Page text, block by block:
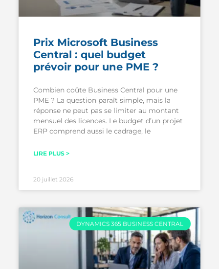
Prix Microsoft Business
Central : quel budget
prévoir pour une PME ?
Combien coûte Business Central pour une
PME ? La question paraît simple, mais la
réponse ne peut pas se limiter au montant
mensuel des licences. Le budget d’un projet
ERP comprend aussi le cadrage, le
LIRE PLUS >
20 juillet 2026
DYNAMICS 365 BUSINESS CENTRAL